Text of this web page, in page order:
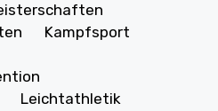
Kampfsport
Leichtathletik